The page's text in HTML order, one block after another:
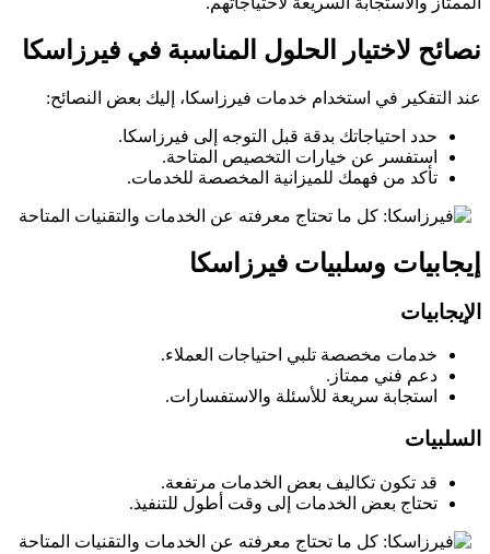
نصائح لاختيار الحلول المناسبة في فيرزاسكا
عند التفكير في استخدام خدمات فيرزاسكا، إليك بعض النصائح:
حدد احتياجاتك بدقة قبل التوجه إلى فيرزاسكا.
استفسر عن خيارات التخصيص المتاحة.
تأكد من فهمك للميزانية المخصصة للخدمات.
إيجابيات وسلبيات فيرزاسكا
الإيجابيات
خدمات مخصصة تلبي احتياجات العملاء.
دعم فني ممتاز.
استجابة سريعة للأسئلة والاستفسارات.
السلبيات
قد تكون تكاليف بعض الخدمات مرتفعة.
تحتاج بعض الخدمات إلى وقت أطول للتنفيذ.